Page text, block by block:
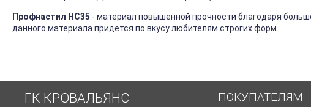
Профнастил HC35 - материал повышенной прочности благодаря
данного материала придется по вкусу любителям строгих форм.
ГК КРОВАЛЬЯНС ПОКУПАТЕЛЯМ